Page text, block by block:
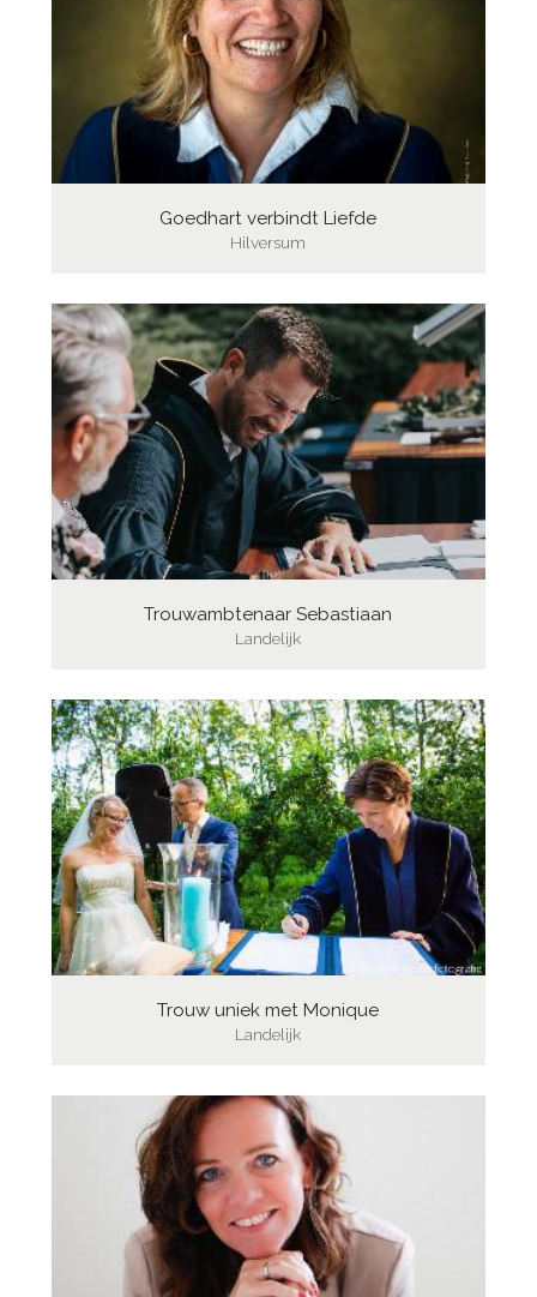
Goedhart verbindt Liefde
Hilversum
Trouwambtenaar Sebastiaan
Landelijk
Trouw uniek met Monique
Landelijk